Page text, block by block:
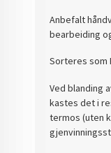
Anbefalt
bearbeiding
Sorteres som
Ved blanding
kastes det i
termos (uten